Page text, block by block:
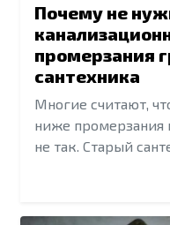
Почему не
промерзания
сантехника
Многие считают,
ниже промерзания
не так. Старый